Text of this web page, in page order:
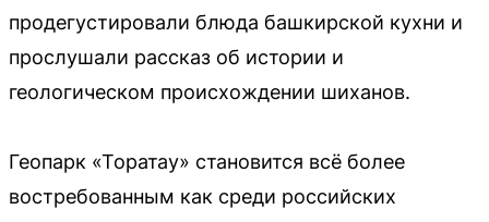
продегустировали блюда башкирской кухни и
прослушали рассказ об истории и
геологическом происхождении шиханов.
Геопарк «Торатау» становится всё более
востребованным как среди российских